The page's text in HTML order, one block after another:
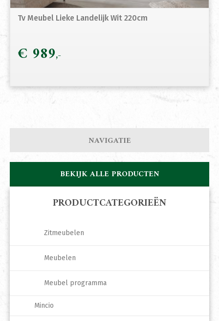
Tv Meubel Lieke Landelijk Wit 220cm
€ 989
NAVIGATIE
BEKIJK ALLE PRODUCTEN
PRODUCTCATEGORIEËN
Zitmeubelen
Meubelen
Meubel programma
Mincio